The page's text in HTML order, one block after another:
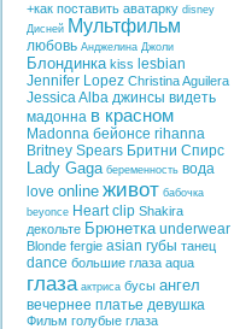
+как поставить аватарку disney
Дисней Мультфильм
любовь Анджелина Джоли
Блондинка kiss lesbian
Jennifer Lopez Christina Aguilera
Jessica Alba джинсы видеть
мадонна в красном
Madonna бейонсе rihanna
Britney Spears Бритни Спирс
Lady Gaga беременность вода
love online живот бабочка
beyonce Heart clip Shakira
декольте Брюнетка underwear
Blonde fergie asian губы танец
dance большие глаза aqua
глаза актриса бусы ангел
вечернее платье девушка
Фильм голубые глаза